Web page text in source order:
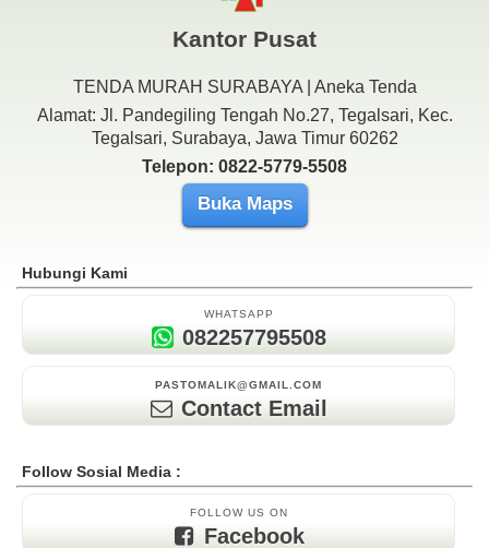
Kantor Pusat
TENDA MURAH SURABAYA | Aneka Tenda
Alamat: Jl. Pandegiling Tengah No.27, Tegalsari, Kec.
Tegalsari, Surabaya, Jawa Timur 60262
Telepon: 0822-5779-5508
Buka Maps
Hubungi Kami
WHATSAPP
082257795508
PASTOMALIK@GMAIL.COM
Contact Email
Follow Sosial Media :
FOLLOW US ON
Facebook